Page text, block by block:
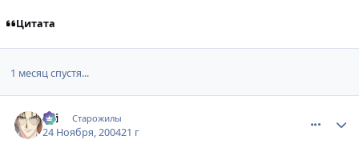
Цитата
1 месяц спустя...
Ari Старожилы
24 Ноября, 200421 г